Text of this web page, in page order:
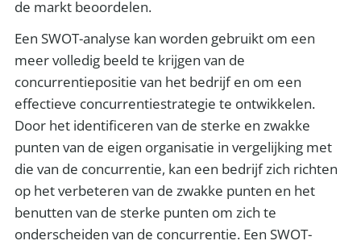
de markt beoordelen.
Een SWOT-analyse kan worden gebruikt om een
meer volledig beeld te krijgen van de
concurrentiepositie van het bedrijf en om een
effectieve concurrentiestrategie te ontwikkelen.
Door het identificeren van de sterke en zwakke
punten van de eigen organisatie in vergelijking met
die van de concurrentie, kan een bedrijf zich richten
op het verbeteren van de zwakke punten en het
benutten van de sterke punten om zich te
onderscheiden van de concurrentie. Een SWOT-